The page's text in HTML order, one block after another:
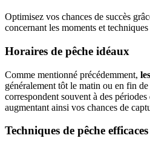
Optimisez vos chances de succès
concernant les moments et techniques
Horaires de pêche idéaux
Comme mentionné précédemment,
généralement tôt le matin ou en fin
correspondent souvent à des
augmentant ainsi vos chances de
Techniques de pêche efficaces